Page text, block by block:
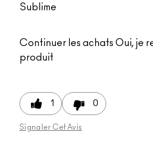
Sublime
Continuer les achats Oui, je
produit
1 0
Signaler Cet Avis